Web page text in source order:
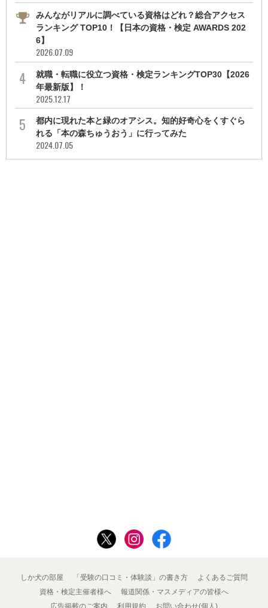
みんながリアルに調べている資格はどれ？総合アクセス
ランキング TOP10！【日本の資格・検定 AWARDS 202
6】
2026.07.09
就職・転職に役立つ資格・検定ランキングTOP30【2026
年最新版】！
2025.12.17
都内に現れた本と緑のオアシス。知的好奇心をくすぐら
れる「本の森ちゅうおう」に行ってみた
2024.07.05
しか犬の部屋 「受験の口コミ・体験談」の書き方
よくあるご質問
資格・検定主催者様へ
報道関係・マスメディアの皆様へ
広告掲載のご案内
利用規約 お問い合わせ(個人)